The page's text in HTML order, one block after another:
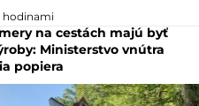
hodinami
na cestách majú byť
Ministerstvo vnútra
popiera